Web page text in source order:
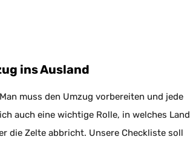
ins Ausland
muss den Umzug vorbereiten und jede
auch eine wichtige Rolle, in welches Land
die Zelte abbricht. Unsere Checkliste soll